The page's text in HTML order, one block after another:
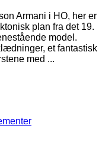
Armani i HO, her er
plan fra det 19.
model.
et fantastisk
med ...